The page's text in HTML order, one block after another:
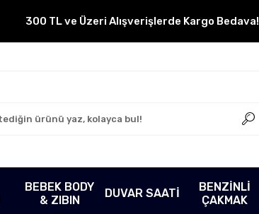
300 TL ve Üzeri Alışverişlerde Kargo Bedava!
BEBEK BODY
& ZIBIN
DUVAR SAATİ
BENZİNLİ
ÇAKMAK